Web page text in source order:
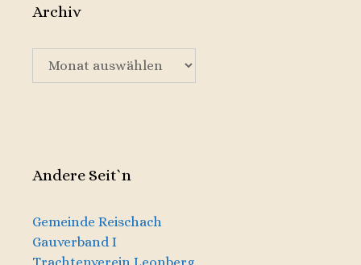
Archiv
Archiv
Andere Seit`n
Gemeinde Reischach
Gauverband I